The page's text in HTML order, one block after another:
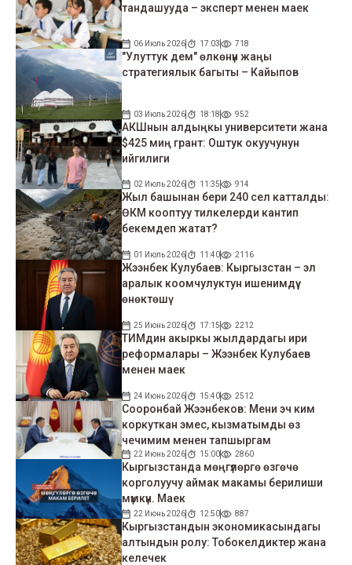
тандашууда – эксперт менен маек
06 Июль 2026 17:03 718
"Улуттук дем" өлкөнүн жаңы
стратегиялык багыты – Кайыпов
03 Июль 2026 18:18 952
АКШнын алдыңкы университети жана
$425 миң грант: Оштук окуучунун
ийгилиги
02 Июль 2026 11:35 914
Жыл башынан бери 240 сел катталды:
ӨКМ кооптуу тилкелерди кантип
бекемдеп жатат?
01 Июль 2026 11:40 2116
Жээнбек Кулубаев: Кыргызстан – эл
аралык коомчулуктун ишенимдүү
өнөктөшү
25 Июнь 2026 17:15 2212
ТИМдин акыркы жылдардагы ири
реформалары – Жээнбек Кулубаев
менен маек
24 Июнь 2026 15:40 2512
Сооронбай Жээнбеков: Мени эч ким
коркуткан эмес, кызматымды өз
чечимим менен тапшыргам
22 Июнь 2026 15:00 2860
Кыргызстанда мөңгүлөргө өзгөчө
корголуучу аймак макамы берилиши
мүмкүн. Маек
22 Июнь 2026 12:50 887
Кыргызстандын экономикасындагы
алтындын ролу: Тобокелдиктер жана
келечек